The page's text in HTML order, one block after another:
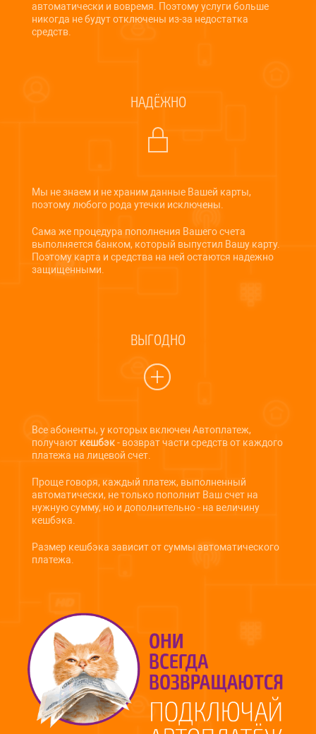
автоматически и вовремя. Поэтому услуги больше
никогда не будут отключены из-за недостатка
средств.
НАДЁЖНО
Мы не знаем и не храним данные Вашей карты,
поэтому любого рода утечки исключены.
Сама же процедура пополнения Вашего счета
выполняется банком, который выпустил Вашу карту.
Поэтому карта и средства на ней остаются надежно
защищенными.
ВЫГОДНО
Все абоненты, у которых включен Автоплатеж,
получают кешбэк- возврат части средств от каждого
платежа на лицевой счет.
Проще говоря, каждый платеж, выполненный
автоматически, не только пополнит Ваш счет на
нужную сумму, но и дополнительно - на величину
кешбэка.
Размер кешбэка зависит от суммы автоматического
платежа.